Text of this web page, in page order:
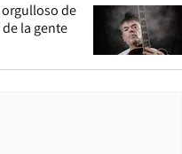
orgulloso de
la gente